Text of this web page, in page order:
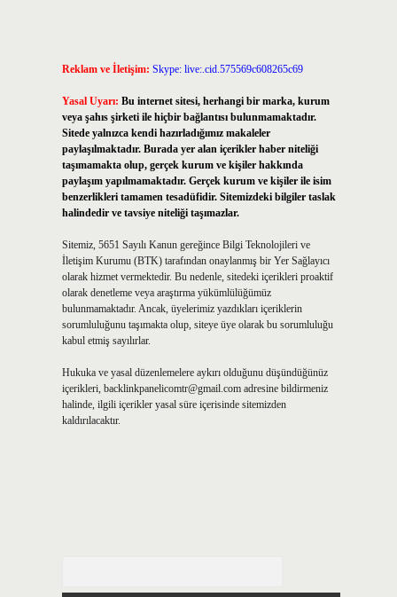
Reklam ve İletişim: Skype: live:.cid.575569c608265c69
Yasal Uyarı: Bu internet sitesi, herhangi bir marka, kurum
veya şahıs şirketi ile hiçbir bağlantısı bulunmamaktadır.
Sitede yalnızca kendi hazırladığımız makaleler
paylaşılmaktadır. Burada yer alan içerikler haber niteliği
taşımamakta olup, gerçek kurum ve kişiler hakkında
paylaşım yapılmamaktadır. Gerçek kurum ve kişiler ile isim
benzerlikleri tamamen tesadüfidir. Sitemizdeki bilgiler taslak
halindedir ve tavsiye niteliği taşımazlar.
Sitemiz, 5651 Sayılı Kanun gereğince Bilgi Teknolojileri ve
İletişim Kurumu (BTK) tarafından onaylanmış bir Yer Sağlayıcı
olarak hizmet vermektedir. Bu nedenle, sitedeki içerikleri proaktif
olarak denetleme veya araştırma yükümlülüğümüz
bulunmamaktadır. Ancak, üyelerimiz yazdıkları içeriklerin
sorumluluğunu taşımakta olup, siteye üye olarak bu sorumluluğu
kabul etmiş sayılırlar.
Hukuka ve yasal düzenlemelere aykırı olduğunu düşündüğünüz
içerikleri, backlinkpanelicomtr@gmail.comadresine bildirmeniz
halinde, ilgili içerikler yasal süre içerisinde sitemizden
kaldırılacaktır.